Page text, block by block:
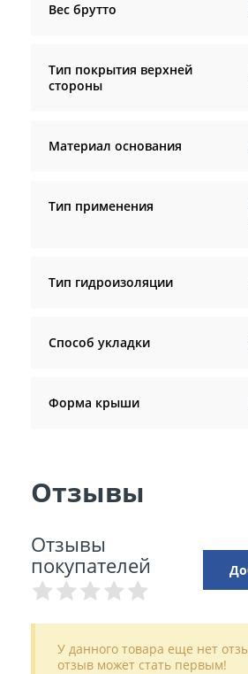
Вес брутто
Тип покрытия верхней
стороны
Материал основания
Тип применения
Тип гидроизоляции
Способ укладки
Форма крыши
Отзывы
Отзывы
покупателей
У данного товара еще нет
отзыв может стать первым!